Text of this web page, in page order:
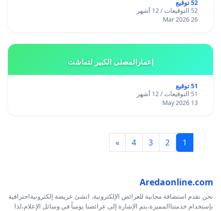
52 توقيع
52 التوقيعات / 12 أشهر
26 Mar 2026
إعمارالمصلى الكبير لتماشت
51 توقيع
51 التوقيعات / 12 أشهر
13 May 2026
1
2
3
4
»
Aredaonline.com
نحن نقدم استضافة مجانية للعرائض الإلكترونية، انشئ عريضة إلكترونيةاحترافية
بإستخدام خدمتناالمميزة،يتم الإشارة إلى عرائضنا يومياً في وسائل الإعلام،لذا